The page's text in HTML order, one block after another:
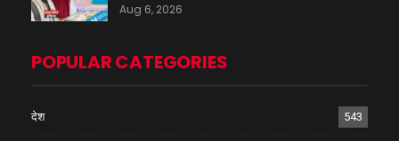
Aug 6, 2026
POPULAR CATEGORIES
देश 543